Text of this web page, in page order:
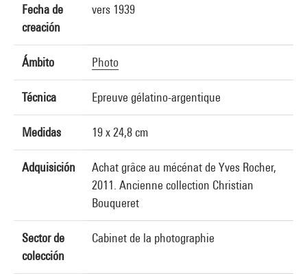
Fecha de
creación
vers 1939
Ámbito Photo
Técnica Epreuve gélatino-argentique
Medidas 19 x 24,8 cm
Adquisición
Achat grâce au mécénat de Yves Rocher,
2011. Ancienne collection Christian
Bouqueret
Sector de
colección
Cabinet de la photographie